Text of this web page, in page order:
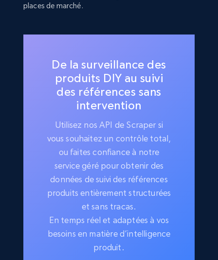
places de marché.
De la surveillance des
produits DIY au suivi
des références sans
intervention
Utilisez nos API de Scraper si
vous souhaitez un contrôle total,
ou faites confiance à notre
service géré pour obtenir des
données de suivi des références
produits entièrement structurées
et sans tracas.
En temps réel et adaptées à vos
besoins en matière d’intelligence
produit.